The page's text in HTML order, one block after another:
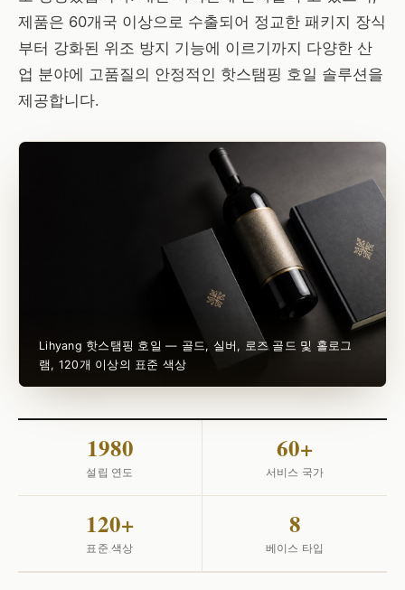
제품은 60개국 이상으로 수출되어 정교한 패키지 장식
부터 강화된 위조 방지 기능에 이르기까지 다양한 산
업 분야에 고품질의 안정적인 핫스탬핑 호일 솔루션을
제공합니다.
Lihyang 핫스탬핑 호일 — 골드, 실버, 로즈 골드 및 홀로그
램, 120개 이상의 표준 색상
1980
설립 연도
60+
서비스 국가
120+
표준 색상
8
베이스 타입